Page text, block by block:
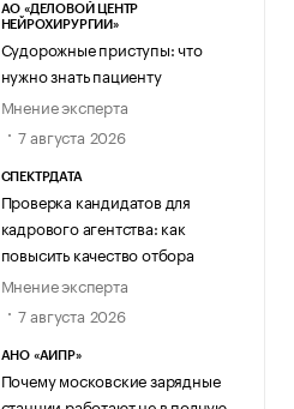
АО «ДЕЛОВОЙ ЦЕНТР
НЕЙРОХИРУРГИИ»
Судорожные приступы: что
нужно знать пациенту
Мнение эксперта
7 августа 2026
СПЕКТРДАТА
Проверка кандидатов для
кадрового агентства: как
повысить качество отбора
Мнение эксперта
7 августа 2026
АНО «АИПР»
Почему московские зарядные